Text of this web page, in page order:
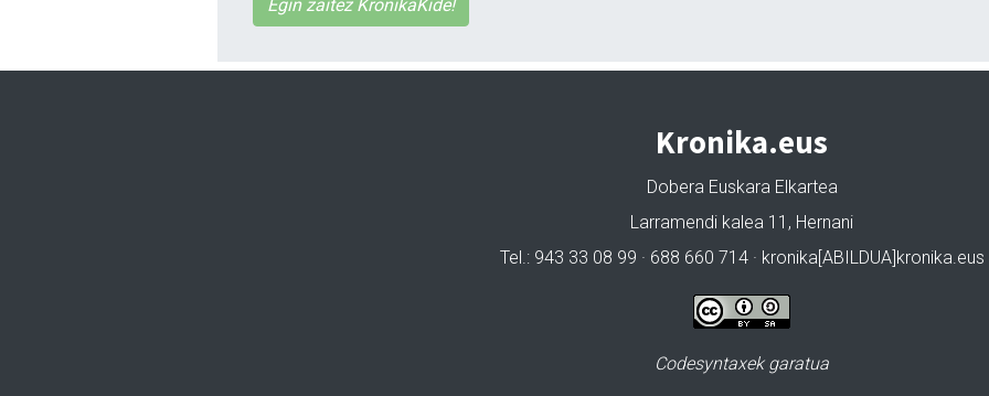
Egin zaitez KronikaKide!
Kronika.eus
Dobera Euskara Elkartea
Larramendi kalea 11, Hernani
Tel.: 943 33 08 99 · 688 660 714 · kronika[ABILDUA]kronika.eus
Codesyntaxek garatua